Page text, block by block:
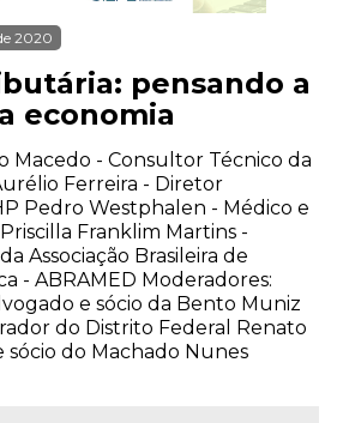
2020
pensando a
economia
Macedo - Consultor Técnico da
Ferreira - Diretor
Pedro Westphalen - Médico e
Franklim Martins -
Associação Brasileira de
- ABRAMED Moderadores:
e sócio da Bento Muniz
do Distrito Federal Renato
sócio do Machado Nunes